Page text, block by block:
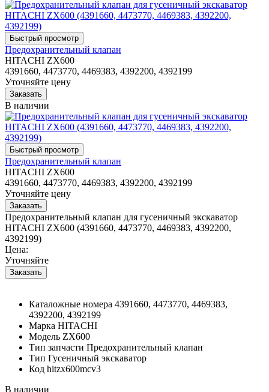
Предохранительный клапан
HITACHI ZX600
4391660, 4473770, 4469383, 4392200, 4392199
Уточняйте цену
В наличии
Предохранительный клапан
HITACHI ZX600
4391660, 4473770, 4469383, 4392200, 4392199
Уточняйте цену
Предохранительный клапан для гусеничный экскаватор
HITACHI ZX600 (4391660, 4473770, 4469383, 4392200,
4392199)
Цена:
Уточняйте
Каталожные номера 4391660, 4473770, 4469383,
4392200, 4392199
Марка HITACHI
Модель ZX600
Тип запчасти Предохранительный клапан
Тип Гусеничный экскаватор
Код hitzx600mcv3
В наличии